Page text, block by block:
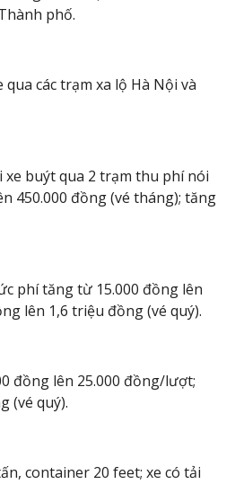
phố.
các trạm xa lộ Hà Nội và
xe buýt qua 2 trạm thu phí nói
450.000 đồng (vé tháng); tăng
phí tăng từ 15.000 đồng lên
lên 1,6 triệu đồng (vé quý).
đồng lên 25.000 đồng/lượt;
(vé quý).
container 20 feet; xe có tải